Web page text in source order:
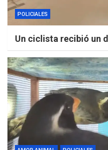
POLICIALES
Un ciclista recibió un